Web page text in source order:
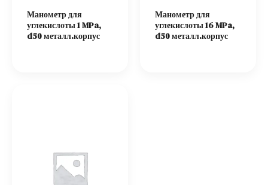
Манометр для
углекислоты 1 MPa,
d50 металл.корпус
Манометр для
углекислоты 16 MPa,
d50 металл.корпус